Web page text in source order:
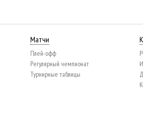
Матчи
Плей-офф
Регулярный чемпионат
Турнирные таблицы